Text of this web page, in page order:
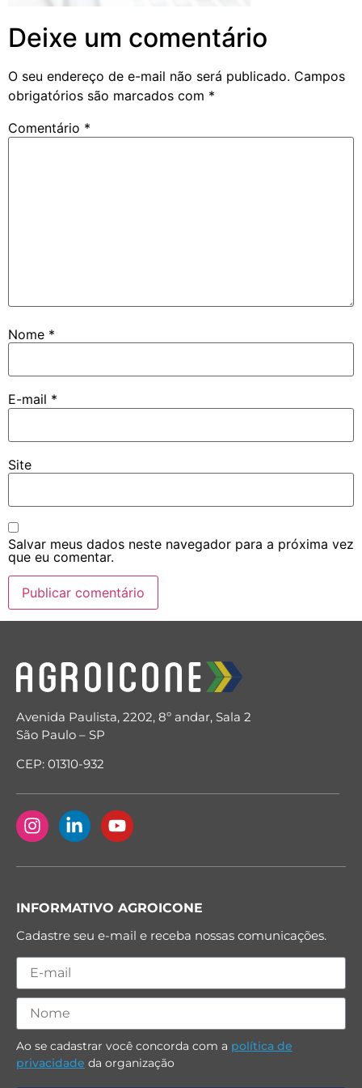
Deixe um comentário
O seu endereço de e-mail não será publicado. Campos
obrigatórios são marcados com *
Comentário *
Nome *
E-mail *
Site
Salvar meus dados neste navegador para a próxima vez
que eu comentar.
Avenida Paulista, 2202, 8º andar, Sala 2
São Paulo – SP
CEP: 01310-932
INFORMATIVO AGROICONE
Cadastre seu e-mail e receba nossas comunicações.
Ao se cadastrar você concorda com a política de
privacidade da organização